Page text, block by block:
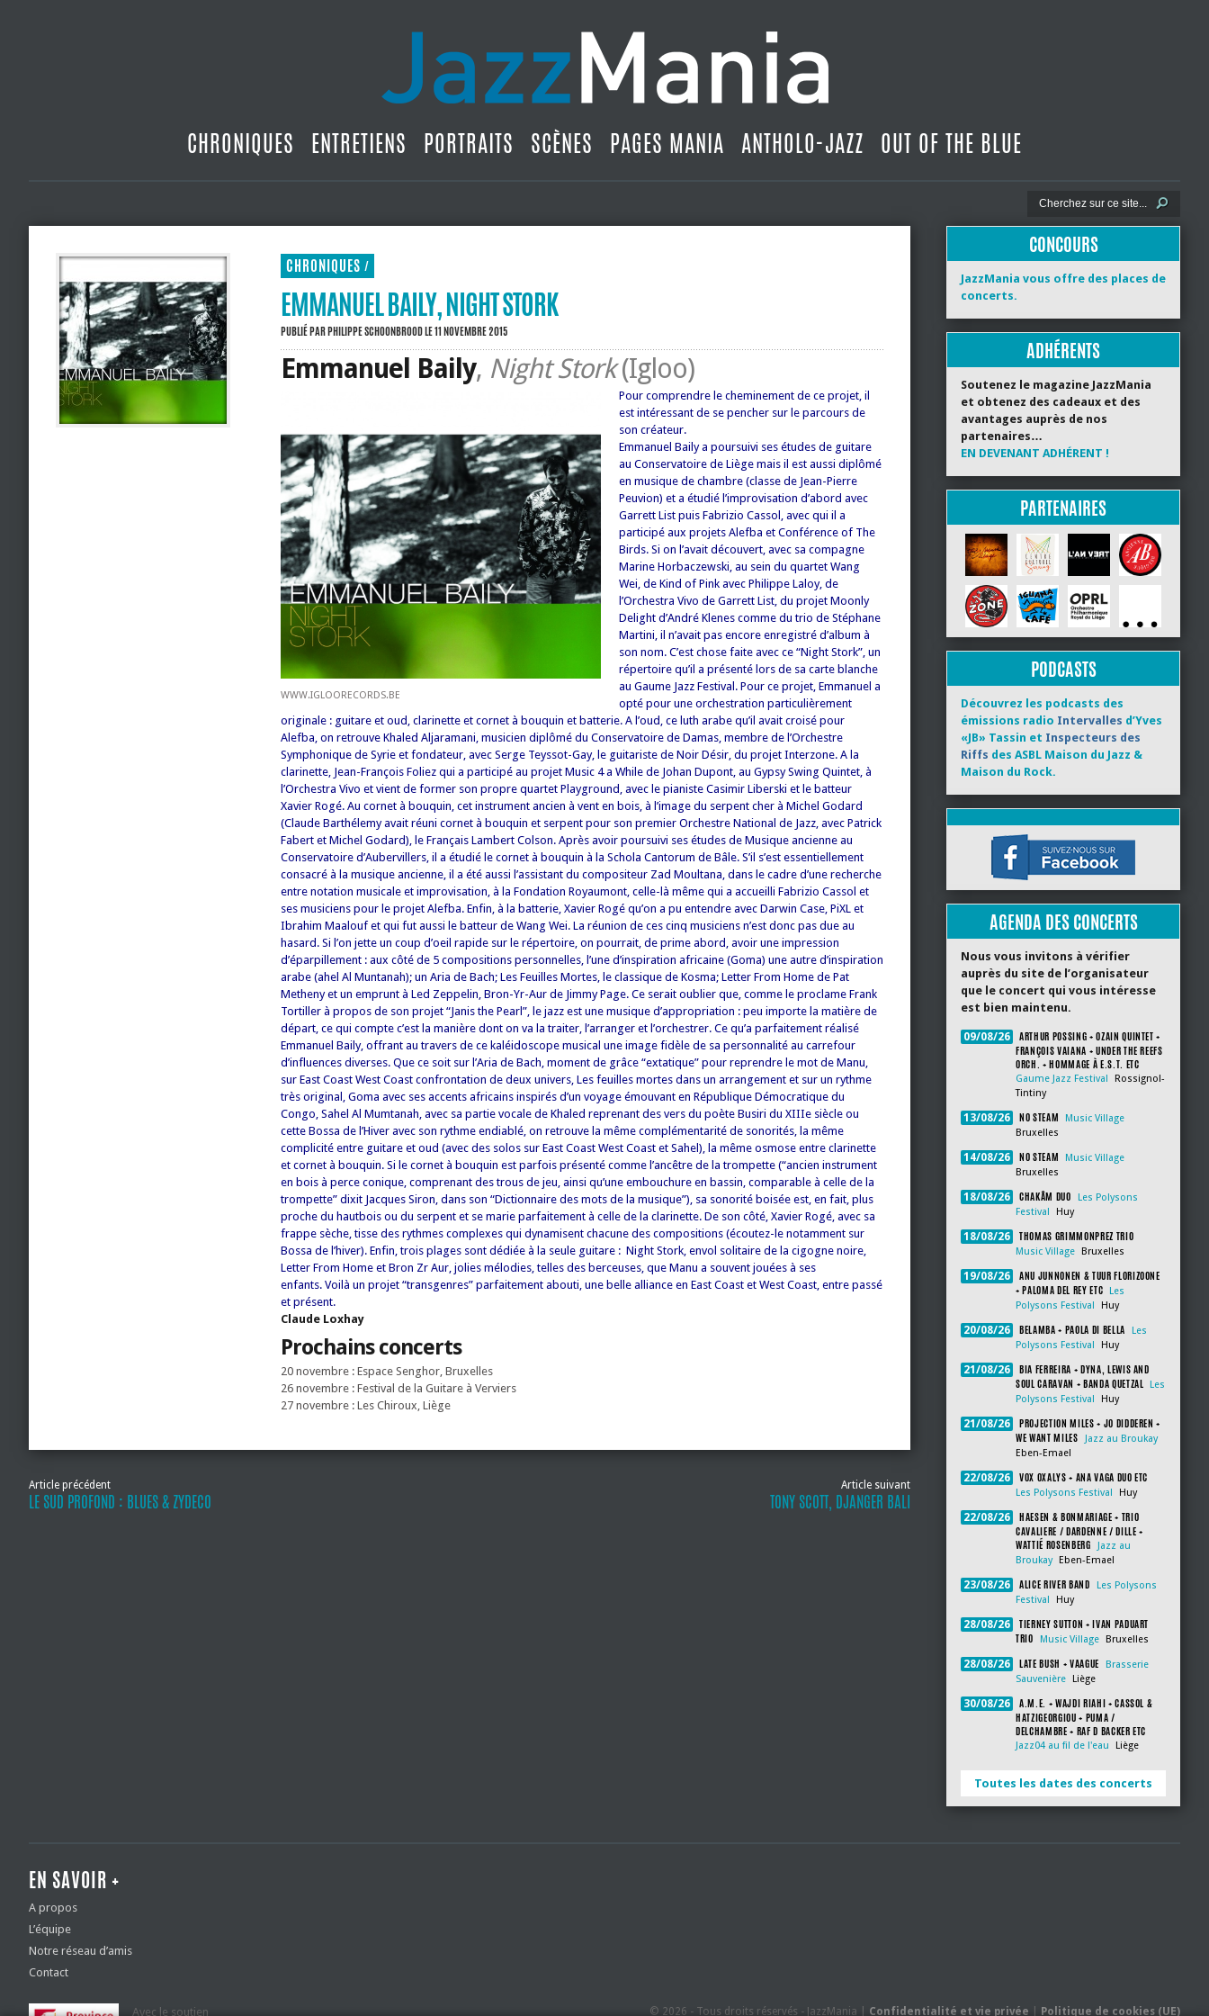
CHRONIQUES ENTRETIENS PORTRAITS SCÈNES PAGES MANIA ANTHOLO-JAZZ OUT OF THE BLUE
CHRONIQUES /
EMMANUEL BAILY, NIGHT STORK
PUBLIÉ PARPHILIPPE SCHOONBROODLE 11 NOVEMBRE 2015
Emmanuel Baily, Night Stork(Igloo)
WWW.IGLOORECORDS.BE
Pour comprendre le cheminement de ce projet, il
est intéressant de se pencher sur le parcours de
son créateur.
Emmanuel Baily a poursuivi ses études de guitare
au Conservatoire de Liège mais il est aussi diplômé
en musique de chambre (classe de Jean-Pierre
Peuvion) et a étudié l’improvisation d’abord avec
Garrett List puis Fabrizio Cassol, avec qui il a
participé aux projets Alefba et Conférence of The
Birds. Si on l’avait découvert, avec sa compagne
Marine Horbaczewski, au sein du quartet Wang
Wei, de Kind of Pink avec Philippe Laloy, de
l’Orchestra Vivo de Garrett List, du projet Moonly
Delight d’André Klenes comme du trio de Stéphane
Martini, il n’avait pas encore enregistré d’album à
son nom. C’est chose faite avec ce “Night Stork”, un
répertoire qu’il a présenté lors de sa carte blanche
au Gaume Jazz Festival. Pour ce projet, Emmanuel a
opté pour une orchestration particulièrement
originale : guitare et oud, clarinette et cornet à bouquin et batterie. A l’oud, ce luth arabe qu’il avait croisé pour
Alefba, on retrouve Khaled Aljaramani, musicien diplômé du Conservatoire de Damas, membre de l’Orchestre
Symphonique de Syrie et fondateur, avec Serge Teyssot-Gay, le guitariste de Noir Désir, du projet Interzone. A la
clarinette, Jean-François Foliez qui a participé au projet Music 4 a While de Johan Dupont, au Gypsy Swing Quintet, à
l’Orchestra Vivo et vient de former son propre quartet Playground, avec le pianiste Casimir Liberski et le batteur
Xavier Rogé. Au cornet à bouquin, cet instrument ancien à vent en bois, à l’image du serpent cher à Michel Godard
(Claude Barthélemy avait réuni cornet à bouquin et serpent pour son premier Orchestre National de Jazz, avec Patrick
Fabert et Michel Godard), le Français Lambert Colson. Après avoir poursuivi ses études de Musique ancienne au
Conservatoire d’Aubervillers, il a étudié le cornet à bouquin à la Schola Cantorum de Bâle. S’il s’est essentiellement
consacré à la musique ancienne, il a été aussi l’assistant du compositeur Zad Moultana, dans le cadre d’une recherche
entre notation musicale et improvisation, à la Fondation Royaumont, celle-là même qui a accueilli Fabrizio Cassol et
ses musiciens pour le projet Alefba. Enfin, à la batterie, Xavier Rogé qu’on a pu entendre avec Darwin Case, PiXL et
Ibrahim Maalouf et qui fut aussi le batteur de Wang Wei. La réunion de ces cinq musiciens n’est donc pas due au
hasard. Si l’on jette un coup d’oeil rapide sur le répertoire, on pourrait, de prime abord, avoir une impression
d’éparpillement : aux côté de 5 compositions personnelles, l’une d’inspiration africaine (Goma) une autre d’inspiration
arabe (ahel Al Muntanah); un Aria de Bach; Les Feuilles Mortes, le classique de Kosma; Letter From Home de Pat
Metheny et un emprunt à Led Zeppelin, Bron-Yr-Aur de Jimmy Page. Ce serait oublier que, comme le proclame Frank
Tortiller à propos de son projet “Janis the Pearl”, le jazz est une musique d’appropriation : peu importe la matière de
départ, ce qui compte c’est la manière dont on va la traiter, l’arranger et l’orchestrer. Ce qu’a parfaitement réalisé
Emmanuel Baily, offrant au travers de ce kaléidoscope musical une image fidèle de sa personnalité au carrefour
d’influences diverses. Que ce soit sur l’Aria de Bach, moment de grâce “extatique” pour reprendre le mot de Manu,
sur East Coast West Coast confrontation de deux univers, Les feuilles mortes dans un arrangement et sur un rythme
très original, Goma avec ses accents africains inspirés d’un voyage émouvant en République Démocratique du
Congo, Sahel Al Mumtanah, avec sa partie vocale de Khaled reprenant des vers du poète Busiri du XIIIe siècle ou
cette Bossa de l’Hiver avec son rythme endiablé, on retrouve la même complémentarité de sonorités, la même
complicité entre guitare et oud (avec des solos sur East Coast West Coast et Sahel), la même osmose entre clarinette
et cornet à bouquin. Si le cornet à bouquin est parfois présenté comme l’ancêtre de la trompette (“ancien instrument
en bois à perce conique, comprenant des trous de jeu, ainsi qu’une embouchure en bassin, comparable à celle de la
trompette” dixit Jacques Siron, dans son “Dictionnaire des mots de la musique”), sa sonorité boisée est, en fait, plus
proche du hautbois ou du serpent et se marie parfaitement à celle de la clarinette. De son côté, Xavier Rogé, avec sa
frappe sèche, tisse des rythmes complexes qui dynamisent chacune des compositions (écoutez-le notamment sur
Bossa de l’hiver). Enfin, trois plages sont dédiée à la seule guitare : Night Stork, envol solitaire de la cigogne noire,
Letter From Home et Bron Zr Aur, jolies mélodies, telles des berceuses, que Manu a souvent jouées à ses
enfants. Voilà un projet “transgenres” parfaitement abouti, une belle alliance en East Coast et West Coast, entre passé
et présent.
Claude Loxhay
Prochains concerts
20 novembre : Espace Senghor, Bruxelles
26 novembre : Festival de la Guitare à Verviers
27 novembre : Les Chiroux, Liège
Article précédent
LE SUD PROFOND : BLUES & ZYDECO
Article suivant
TONY SCOTT, DJANGER BALI
CONCOURS
JazzMania vous offre des places de
concerts.
ADHÉRENTS
Soutenez le magazine JazzMania
et obtenez des cadeaux et des
avantages auprès de nos
partenaires…
EN DEVENANT ADHÉRENT !
PARTENAIRES
PODCASTS
Découvrez les podcasts des
émissions radio Intervalles d’Yves
«JB» Tassin et Inspecteurs des
Riffs des ASBL Maison du Jazz &
Maison du Rock.
AGENDA DES CONCERTS
Nous vous invitons à vérifier
auprès du site de l’organisateur
que le concert qui vous intéresse
est bien maintenu.
09/08/26
ARTHUR POSSING + OZAIN QUINTET +
FRANÇOIS VAIANA + UNDER THE REEFS
ORCH. + HOMMAGE À E.S.T. ETC
Gaume Jazz Festival
Rossignol-
Tintiny
13/08/26 NO STEAM
Music Village
Bruxelles
14/08/26 NO STEAM
Music Village
Bruxelles
18/08/26 CHAKÂM DUO
Les Polysons
Festival
Huy
18/08/26 THOMAS GRIMMONPREZ TRIO
Music Village Bruxelles
19/08/26
ANU JUNNONEN & TUUR FLORIZOONE
+ PALOMA DEL REY ETC
Les
Polysons Festival
Huy
20/08/26 BELAMBA + PAOLA DI BELLA
Les
Polysons Festival
Huy
21/08/26
BIA FERREIRA + DYNA, LEWIS AND
SOUL CARAVAN + BANDA QUETZAL
Les
Polysons Festival
Huy
21/08/26
PROJECTION MILES + JO DIDDEREN +
WE WANT MILES
Jazz au Broukay
Eben-Emael
22/08/26 VOX OXALYS + ANA VAGA DUO ETC
Les Polysons Festival Huy
22/08/26
HAESEN & BONMARIAGE + TRIO
CAVALIERE / DARDENNE / DILLE +
WATTIÉ ROSENBERG
Jazz au
Broukay
Eben-Emael
23/08/26 ALICE RIVER BAND
Les Polysons
Festival
Huy
28/08/26
TIERNEY SUTTON + IVAN PADUART
TRIO
Music Village Bruxelles
28/08/26 LATE BUSH + VAAGUE
Brasserie
Sauvenière
Liège
30/08/26
A.M.E. + WAJDI RIAHI + CASSOL &
HATZIGEORGIOU + PUMA /
DELCHAMBRE + RAF D BACKER ETC
Jazz04 au fil de l'eau Liège
Toutes les dates des concerts
EN SAVOIR +
A propos
L’équipe
Notre réseau d’amis
Contact
Avec le soutien © 2026 - Tous droits réservés - JazzMania | Confidentialité et vie privée Politique de cookies (UE)